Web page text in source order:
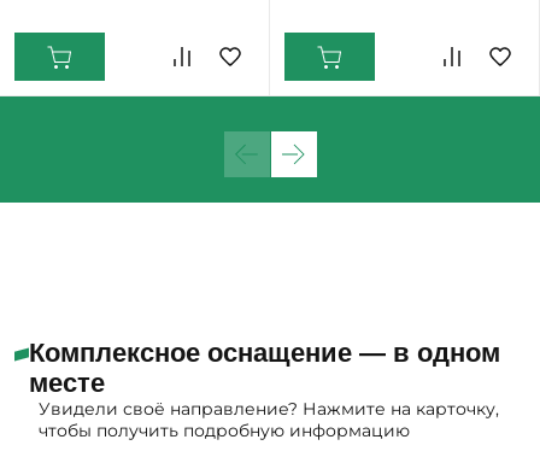
Комплексное оснащение — в одном
месте
Увидели своё направление? Нажмите на карточку,
чтобы получить подробную информацию